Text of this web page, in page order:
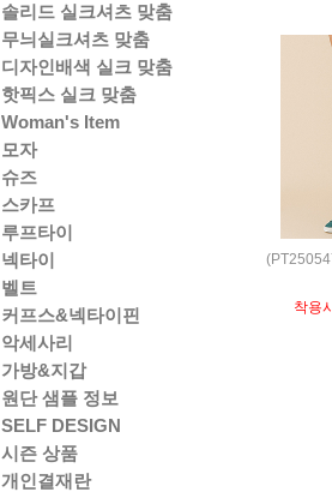
솔리드 실크셔츠 맞춤
무늬실크셔츠 맞춤
디자인배색 실크 맞춤
핫픽스 실크 맞춤
Woman's Item
모자
슈즈
스카프
루프타이
넥타이
벨트
커프스&넥타이핀
악세사리
가방&지갑
원단 샘플 정보
SELF DESIGN
시즌 상품
개인결재란
착용